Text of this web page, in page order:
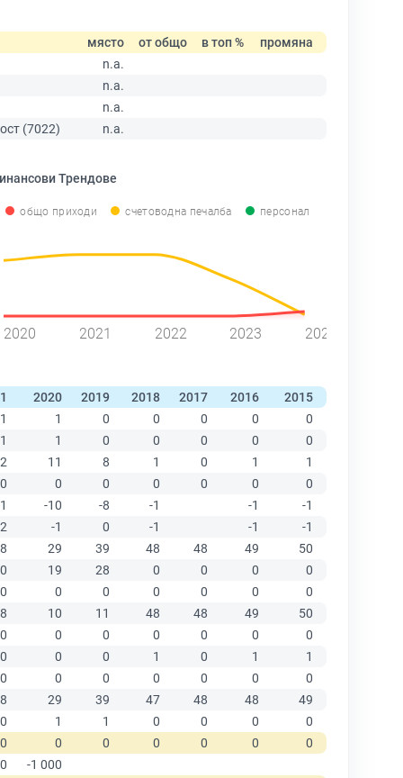
място от общо в топ %
промяна
n.a.
n.a.
n.a.
(7022)
n.a.
Трендове
общо приходи счетоводна печалба персонал
2020 2021 2022 2023 2024
2020 2019 2018 2017 2016 2015